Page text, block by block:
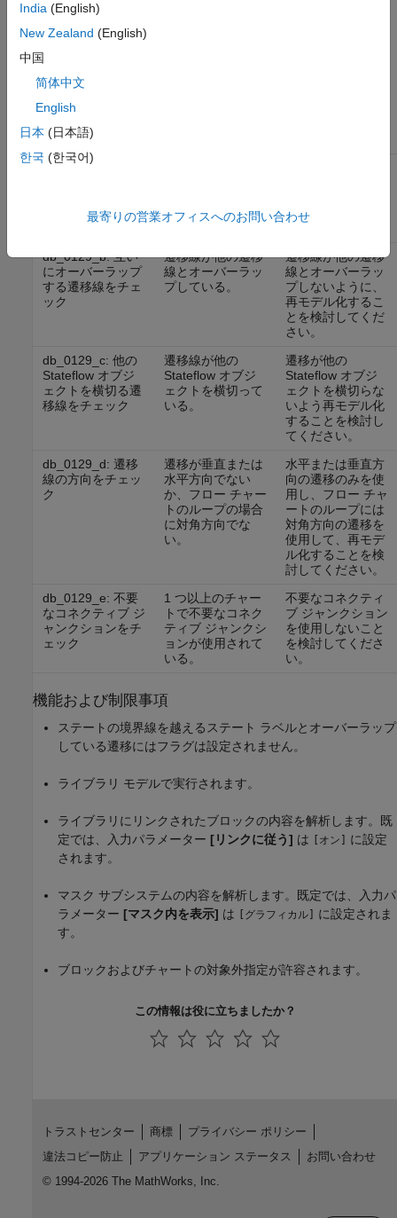
[自己遷移をチェック]
結果と推奨アクション
ガイドライン サブ
ID
db_0129_a: 互い
を検討してくださ
db_0129_b: 互い
にオーバーラップ
する遷移線をチェ
ック
遷移線が他の遷移
線とオーバーラッ
プしている。
遷移線が他の遷移
線とオーバーラッ
プしないように、
再モデル化するこ
とを検討してくだ
さい。
db_0129_c: 他の
Stateflow オブジ
ェクトを横切る遷
移線をチェック
遷移線が他の
Stateflow オブジ
ェクトを横切って
いる。
遷移が他の
Stateflow オブジ
ェクトを横切らな
いよう再モデル化
することを検討し
てください。
db_0129_d: 遷移
線の方向をチェッ
ク
遷移が垂直または
水平方向でない
か、フロー チャー
トのループの場合
に対角方向でな
い。
水平または垂直方
向の遷移のみを使
用し、フロー チャ
ートのループには
対角方向の遷移を
使用して、再モデ
ル化することを検
討してください。
db_0129_e: 不要
なコネクティブ ジ
ャンクションをチ
ェック
1 つ以上のチャー
トで不要なコネク
ティブ ジャンクシ
ョンが使用されて
いる。
不要なコネクティ
ブ ジャンクション
を使用しないこと
を検討してくださ
い。
機能および制限事項
ステートの境界線を越えるステート ラベルとオーバーラップ
している遷移にはフラグは設定されません。
ライブラリ モデルで実行されます。
ライブラリにリンクされたブロックの内容を解析します。既
定では、入力パラメーター [リンクに従う] は [オン]
に設定
されます。
マスク サブシステムの内容を解析します。既定では、入力パ
ラメーター [マスク内を表示] は [グラフィカル]
に設定されま
す。
ブロックおよびチャートの対象外指定が許容されます。
この情報は役に立ちましたか？
India (English)
New Zealand (English)
中国
简体中文
English
日本 (日本語)
한국 (한국어)
最寄りの営業オフィスへのお問い合わせ
トラストセンター 商標
プライバシー ポリシー
違法コピー防止
アプリケーション ステータス
お問い合わせ
© 1994-2026 The MathWorks, Inc.